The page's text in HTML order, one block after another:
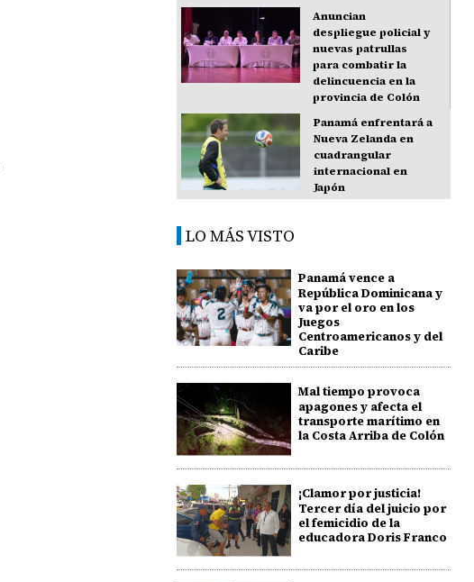
Anuncian
despliegue policial y
nuevas patrullas
para combatir la
delincuencia en la
provincia de Colón
Panamá enfrentará a
Nueva Zelanda en
cuadrangular
internacional en
Japón
LO MÁS VISTO
Panamá vence a
República Dominicana y
va por el oro en los
Juegos
Centroamericanos y del
Caribe
Mal tiempo provoca
apagones y afecta el
transporte marítimo en
la Costa Arriba de Colón
¡Clamor por justicia!
Tercer día del juicio por
el femicidio de la
educadora Doris Franco